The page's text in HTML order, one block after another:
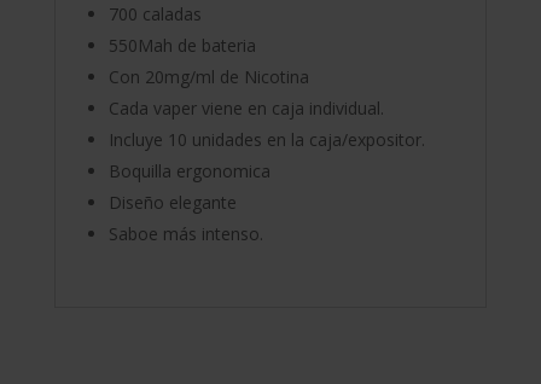
700 caladas
550Mah de bateria
Con 20mg/ml de Nicotina
Cada vaper viene en caja individual.
Incluye 10 unidades en la caja/expositor.
Boquilla ergonomica
Diseño elegante
Saboe más intenso.